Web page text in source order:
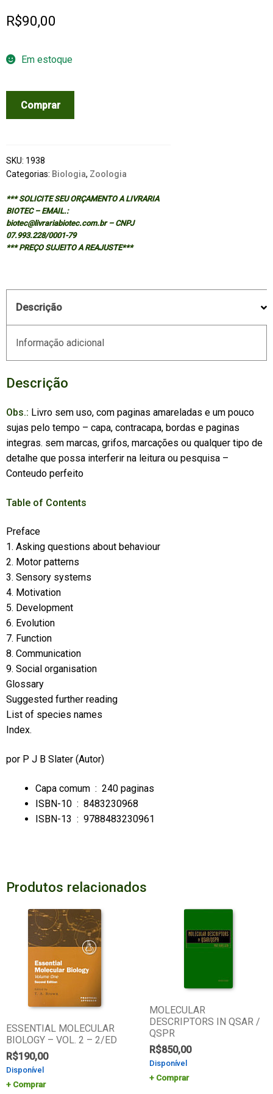
R$90,00
Em estoque
ANIMAL,
Comprar
SKU: 1938
Categorias: Biologia, Zoologia
*** SOLICITE SEU ORÇAMENTO A LIVRARIA
BIOTEC – EMAIL.:
biotec@livrariabiotec.com.br – CNPJ
07.993.228/0001-79
*** PREÇO SUJEITO A REAJUSTE***
Descrição
Informação adicional
Descrição
Obs.: Livro sem uso, com paginas amareladas e um pouco
sujas pelo tempo – capa, contracapa, bordas e paginas
integras. sem marcas, grifos, marcações ou qualquer tipo de
detalhe que possa interferir na leitura ou pesquisa –
Conteudo perfeito
Table of Contents
Preface
1. Asking questions about behaviour
2. Motor patterns
3. Sensory systems
4. Motivation
5. Development
6. Evolution
7. Function
8. Communication
9. Social organisation
Glossary
Suggested further reading
List of species names
Index.
por P J B Slater (Autor)
Capa comum ‏ : ‎ 240 paginas
ISBN-10 ‏ : ‎ 8483230968
ISBN-13 ‏ : ‎ 9788483230961
Produtos relacionados
ESSENTIAL MOLECULAR
BIOLOGY – VOL. 2 – 2/ED
R$190,00
Disponível
Comprar
MOLECULAR
DESCRIPTORS IN QSAR /
QSPR
R$850,00
Disponível
Comprar